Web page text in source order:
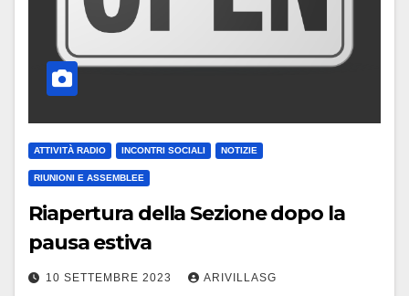
ATTIVITÀ RADIO INCONTRI SOCIALI NOTIZIE
RIUNIONI E ASSEMBLEE
Riapertura della Sezione dopo la
pausa estiva
10 SETTEMBRE 2023 ARIVILLASG